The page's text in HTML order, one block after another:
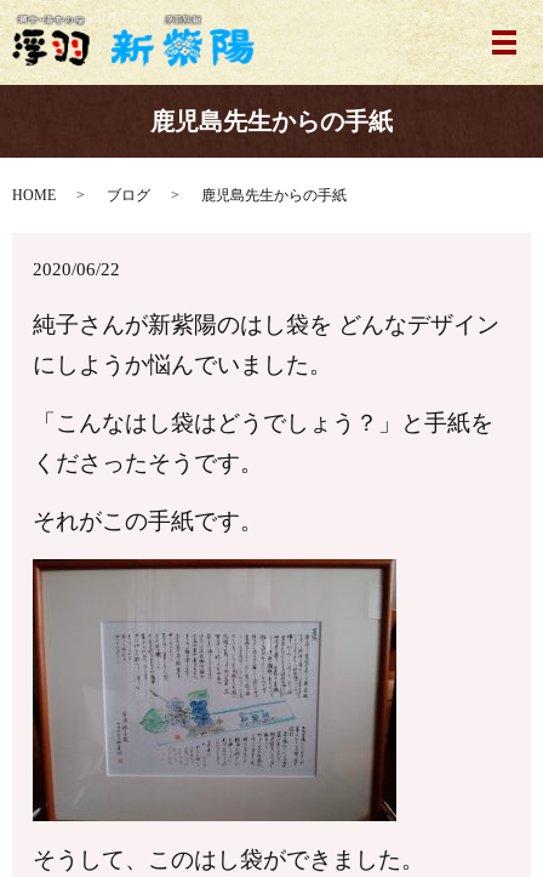
メ
鹿児島先生からの手紙
HOME ブログ 鹿児島先生からの手紙
2020/06/22
純子さんが新紫陽のはし袋を どんなデザイン
にしようか悩んでいました。
「こんなはし袋はどうでしょう？」と手紙を
くださったそうです。
それがこの手紙です。
そうして、このはし袋ができました。